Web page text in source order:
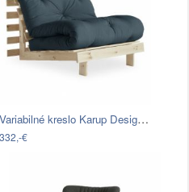
Variabilné kreslo Karup Design Roots…
332,-€